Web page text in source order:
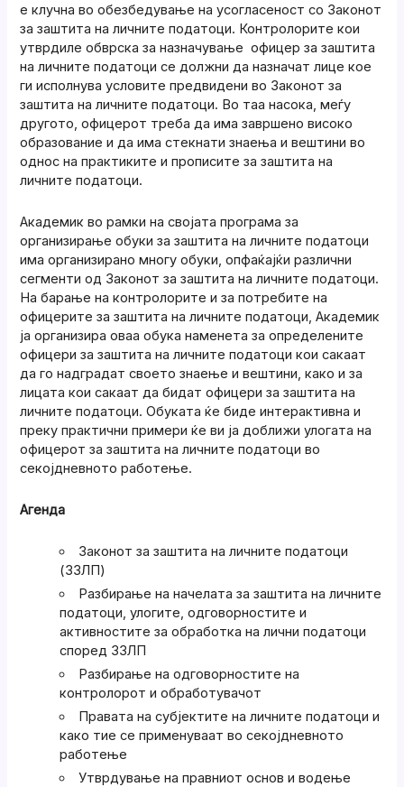
е клучна во обезбедување на усогласеност со Законот
за заштита на личните податоци. Контролорите кои
утврдиле обврска за назначување офицер за заштита
на личните податоци се должни да назначат лице кое
ги исполнува условите предвидени во Законот за
заштита на личните податоци. Во таа насока, меѓу
другото, офицерот треба да има завршено високо
образование и да има стекнати знаења и вештини во
однос на практиките и прописите за заштита на
личните податоци.
Академик во рамки на својата програма за
организирање обуки за заштита на личните податоци
има организирано многу обуки, опфаќајќи различни
сегменти од Законот за заштита на личните податоци.
На барање на контролорите и за потребите на
офицерите за заштита на личните податоци, Академик
ја организира оваа обука наменета за определените
офицери за заштита на личните податоци кои сакаат
да го надградат своето знаење и вештини, како и за
лицата кои сакаат да бидат офицери за заштита на
личните податоци. Обуката ќе биде интерактивна и
преку практични примери ќе ви ја доближи улогата на
офицерот за заштита на личните податоци во
секојдневното работење.
Агенда
Законот за заштита на личните податоци
(ЗЗЛП)
Разбирање на начелата за заштита на личните
податоци, улогите, одговорностите и
активностите за обработка на лични податоци
според ЗЗЛП
Разбирање на одговорностите на
контролорот и обработувачот
Правата на субјектите на личните податоци и
како тие се применуваат во секојдневното
работење
Утврдување на правниот основ и водење